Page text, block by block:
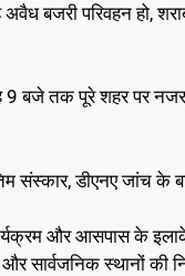
बजरी परिवहन हो,
9 बजे तक पूरे शहर पर
संस्कार, डीएनए जांच के
और आसपास के
सार्वजनिक स्थानों की